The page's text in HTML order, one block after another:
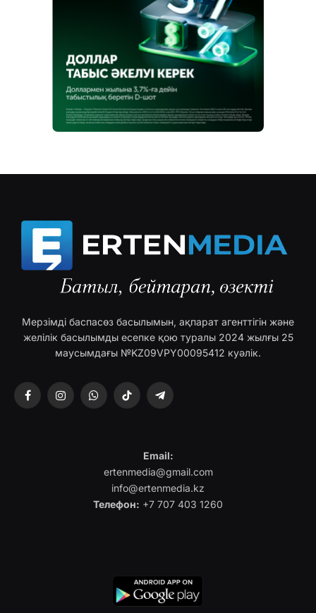
Мерзімді баспасөз басылымын, ақпарат агенттігін және
желілік басылымды есепке қою туралы 2024 жылғы 25
маусымдағы №KZ09VPY00095412 куәлік.
FacebookInstagramWhatsAppTikTok Telegram
Email:
ertenmedia@gmail.com
info@ertenmedia.kz
Телефон: +7 707 403 1260